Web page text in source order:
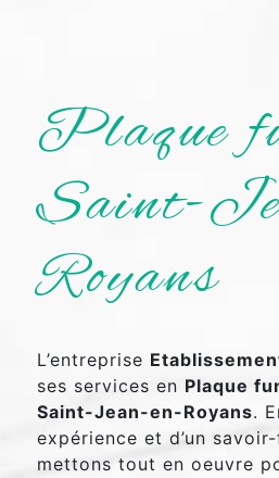
Plaque
Saint-
Royans
L’entreprise
ses services en Plaque
Saint-Jean-en-Royans.
expérience et d’un
mettons tout en oeuvre